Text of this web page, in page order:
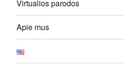
Virtualios parodos
Apie mus